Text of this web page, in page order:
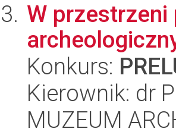
W
Konkurs:
Kierownik: dr
MUZEUM